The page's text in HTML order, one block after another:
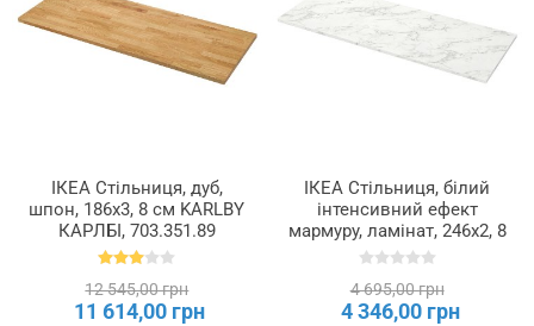
ІКЕА Стільниця, дуб,
шпон, 186x3, 8 см KARLBY
КАРЛБІ, 703.351.89
12 545,00 грн
11 614,00 грн
ІКЕА Стільниця, білий
інтенсивний ефект
мармуру, ламінат, 246x2, 8
см EKBACKEN ЕКБАККЕН,
4 695,00 грн
4 346,00 грн